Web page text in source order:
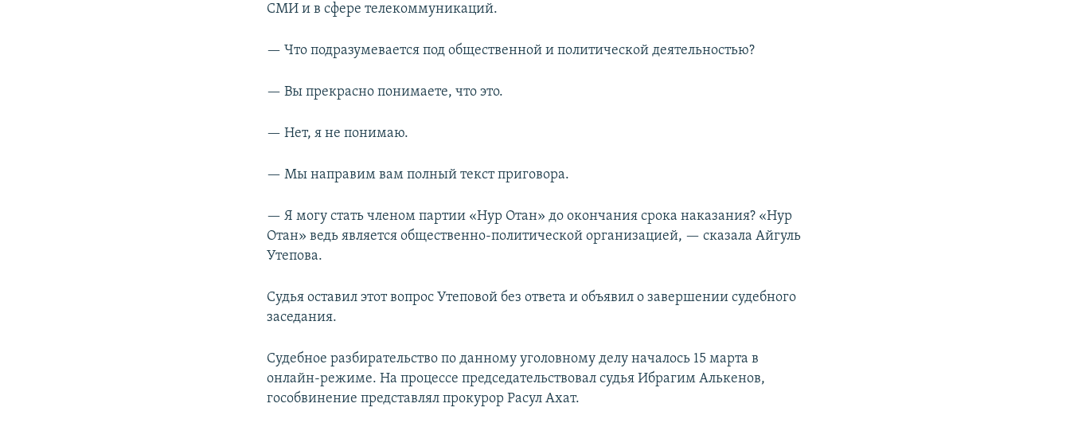
СМИ и в сфере телекоммуникаций.
— Что подразумевается под общественной и политической деятельностью?
— Вы прекрасно понимаете, что это.
— Нет, я не понимаю.
— Мы направим вам полный текст приговора.
— Я могу стать членом партии «Нур Отан» до окончания срока наказания? «Нур
Отан» ведь является общественно-политической организацией, — сказала Айгуль
Утепова.
Судья оставил этот вопрос Утеповой без ответа и объявил о завершении судебного
заседания.
Судебное разбирательство по данному уголовному делу началось 15 марта в
онлайн-режиме. На процессе председательствовал судья Ибрагим Алькенов,
гособвинение представлял прокурор Расул Ахат.